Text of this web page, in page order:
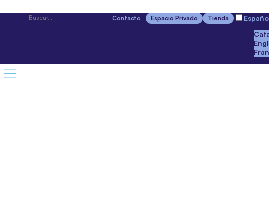
Contacto Espacio Privado Tienda